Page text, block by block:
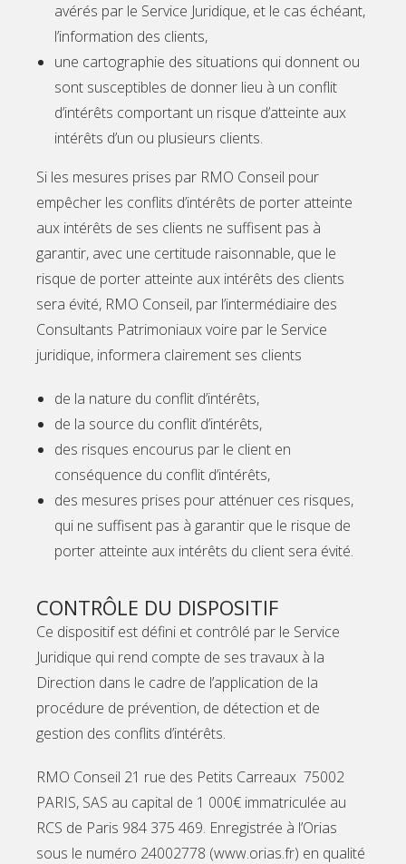
avérés par le Service Juridique, et le cas échéant,
l’information des clients,
une cartographie des situations qui donnent ou
sont susceptibles de donner lieu à un conflit
d’intérêts comportant un risque d’atteinte aux
intérêts d’un ou plusieurs clients.
Si les mesures prises par RMO Conseil pour
empêcher les conflits d’intérêts de porter atteinte
aux intérêts de ses clients ne suffisent pas à
garantir, avec une certitude raisonnable, que le
risque de porter atteinte aux intérêts des clients
sera évité, RMO Conseil, par l’intermédiaire des
Consultants Patrimoniaux voire par le Service
juridique, informera clairement ses clients
de la nature du conflit d’intérêts,
de la source du conflit d’intérêts,
des risques encourus par le client en
conséquence du conflit d’intérêts,
des mesures prises pour atténuer ces risques,
qui ne suffisent pas à garantir que le risque de
porter atteinte aux intérêts du client sera évité.
CONTRÔLE DU DISPOSITIF
Ce dispositif est défini et contrôlé par le Service
Juridique qui rend compte de ses travaux à la
Direction dans le cadre de l’application de la
procédure de prévention, de détection et de
gestion des conflits d’intérêts.
RMO Conseil 21 rue des Petits Carreaux 75002
PARIS, SAS au capital de 1 000€ immatriculée au
RCS de Paris 984 375 469. Enregistrée à l’Orias
sous le numéro 24002778 (www.orias.fr) en qualité